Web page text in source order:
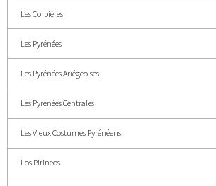
Les Corbières
Les Pyrénées
Les Pyrénées Ariégeoises
Les Pyrénées Centrales
Les Vieux Costumes Pyrénéens
Los Pirineos